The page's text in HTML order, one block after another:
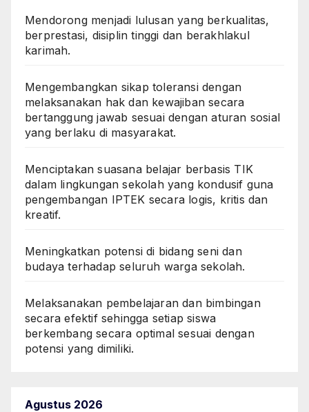
Mendorong menjadi lulusan yang berkualitas,
berprestasi, disiplin tinggi dan berakhlakul
karimah.
Mengembangkan sikap toleransi dengan
melaksanakan hak dan kewajiban secara
bertanggung jawab sesuai dengan aturan sosial
yang berlaku di masyarakat.
Menciptakan suasana belajar berbasis TIK
dalam lingkungan sekolah yang kondusif guna
pengembangan IPTEK secara logis, kritis dan
kreatif.
Meningkatkan potensi di bidang seni dan
budaya terhadap seluruh warga sekolah.
Melaksanakan pembelajaran dan bimbingan
secara efektif sehingga setiap siswa
berkembang secara optimal sesuai dengan
potensi yang dimiliki.
Agustus 2026